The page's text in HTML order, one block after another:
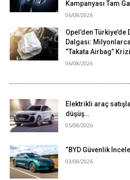
Kampanyası Tam
06/08/2026
Opel’den Türkiye’de
Dalgası:
“Takata Airbag”
06/08/2026
Elektrikli araç
düşüş…
05/08/2026
“BYD Güvenlik
03/08/2026